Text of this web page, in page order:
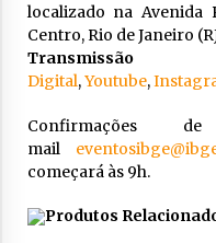
localizado na Avenida
Centro, Rio de Janeiro
Digital,Youtube,
Confirmações
mail
começará às 9h.
Produtos